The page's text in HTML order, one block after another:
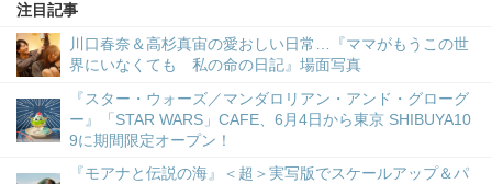
注目記事
川口春奈＆高杉真宙の愛おしい日常…『ママがもうこの世
界にいなくても 私の命の日記』場面写真
『スター・ウォーズ／マンダロリアン・アンド・グローグ
ー』「STAR WARS」CAFE、6月4日から東京 SHIBUYA10
9に期間限定オープン！
『モアナと伝説の海』＜超＞実写版でスケールアップ＆パ